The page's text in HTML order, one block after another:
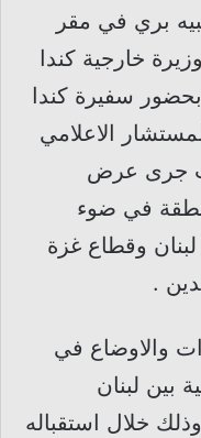
بري في مقر
خارجية كندا
سفيرة كندا
الاعلامي
جرى عرض
في ضوء
وقطاع غزة
.
والاوضاع في
بين لبنان
وذلك خلال استقباله